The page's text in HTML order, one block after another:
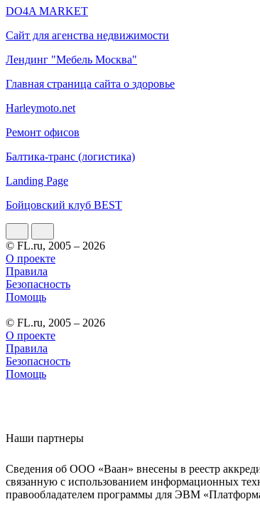
DO4A MARKET
Сайт для агенства недвижимости
Лендинг "Мебель Москва"
Главная страница сайта о здоровье
Harleymoto.net
Ремонт офисов
Балтика-транс (логистика)
Landing Page
Бойцовский клуб BEST
© FL.ru, 2005 – 2026
О проекте
Правила
Безопасность
Помощь
© FL.ru, 2005 – 2026
О проекте
Правила
Безопасность
Помощь
Наши партнеры
Сведения об ООО «Ваан» внесены в реестр
связанную с использованием информационных
правообладателем программы для ЭВМ